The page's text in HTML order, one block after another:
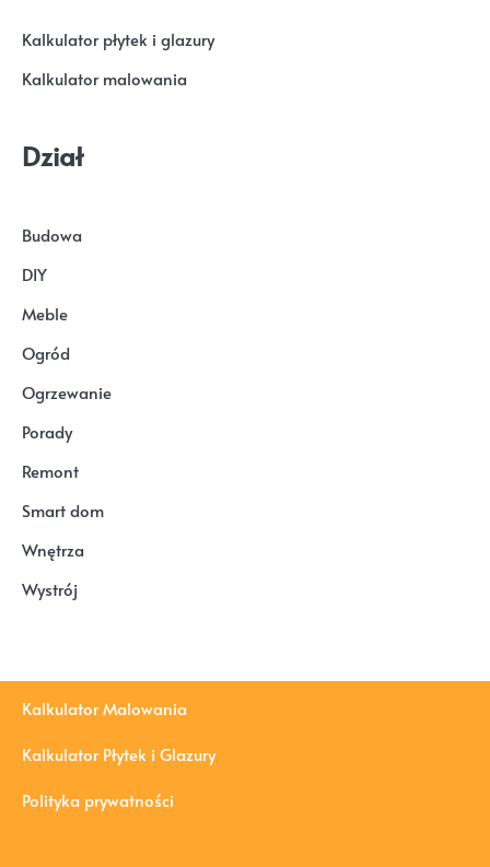
Kalkulator płytek i glazury
Kalkulator malowania
Dział
Budowa
DIY
Meble
Ogród
Ogrzewanie
Porady
Remont
Smart dom
Wnętrza
Wystrój
Kalkulator Malowania
Kalkulator Płytek i Glazury
Polityka prywatności